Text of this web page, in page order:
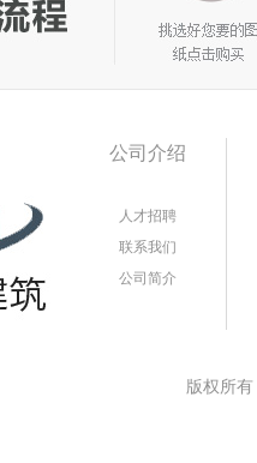
公司介绍
人才招聘
联系我们
公司简介
版权所有